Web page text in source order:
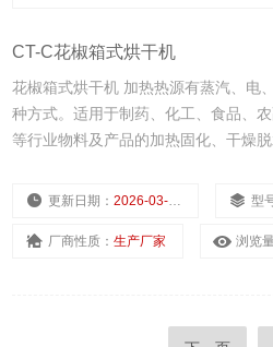
CT-C花椒箱式烘干机
花椒箱式烘干机 加热热源有蒸汽、电
种方式。适用于制药、化工、食品、
等行业物料及产品的加热固化、干燥脱
更新日期：2026-03-03 型
厂商性质：生产厂家 浏览